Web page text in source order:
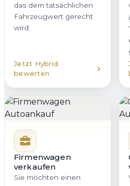
das dem tatsächlichen
Fahrzeugwert gerecht
wird.
Jetzt Hybrid
bewerten
Firmenwagen
verkaufen
Sie möchten einen